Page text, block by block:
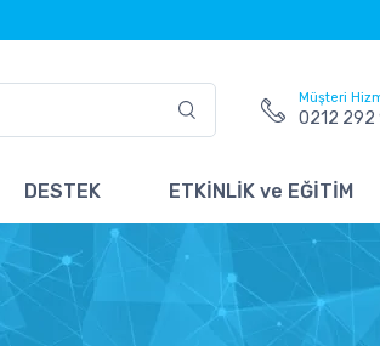
Müşteri
0212 292
DESTEK ETKİNLİK ve EĞİTİM